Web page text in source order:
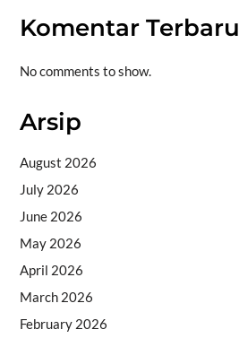
Komentar Terbaru
No comments to show.
Arsip
August 2026
July 2026
June 2026
May 2026
April 2026
March 2026
February 2026